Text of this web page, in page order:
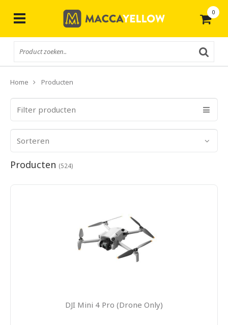
0
Home Producten
Filter producten
Sorteren
Producten (524)
DJI Mini 4 Pro (Drone Only)